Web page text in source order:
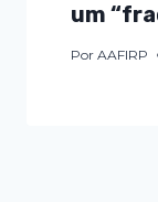
um
Por AAFIRP